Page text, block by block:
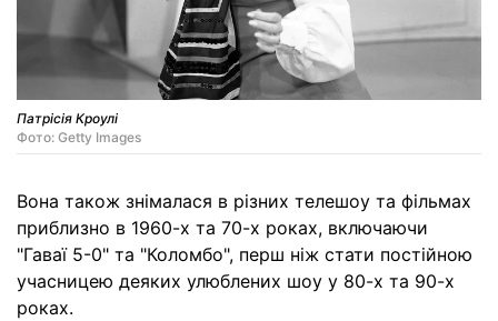
Патрісія Кроулі
Фото: Getty Images
Вона також знімалася в різних телешоу та фільмах
приблизно в 1960-х та 70-х роках, включаючи
"Гаваї 5-0" та "Коломбо", перш ніж стати постійною
учасницею деяких улюблених шоу у 80-х та 90-х
роках.